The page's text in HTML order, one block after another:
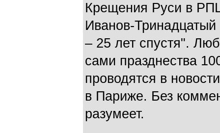
Крещения Руси в
Иванов-
– 25 лет спустя".
сами празднества
проводятся в
в Париже. Без
разумеет.